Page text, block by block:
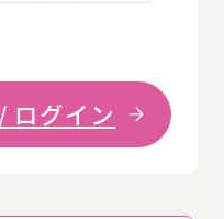
ログイン